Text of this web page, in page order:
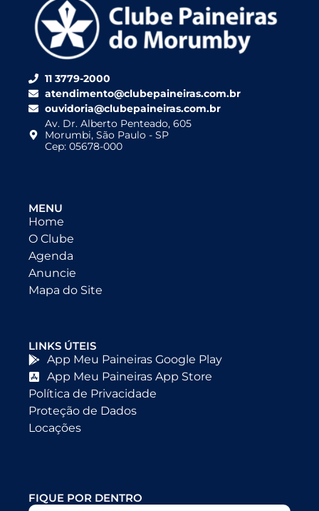
11 3779-2000
atendimento@clubepaineiras.com.br
ouvidoria@clubepaineiras.com.br
Av. Dr. Alberto Penteado, 605
Morumbi, São Paulo - SP
Cep: 05678-000
MENU
Home
O Clube
Agenda
Anuncie
Mapa do Site
LINKS ÚTEIS
App Meu Paineiras Google Play
App Meu Paineiras App Store
Política de Privacidade
Proteção de Dados
Locações
FIQUE POR DENTRO